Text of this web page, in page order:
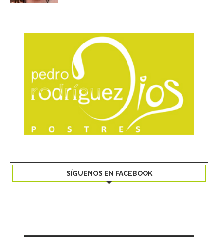
SÍGUENOS EN FACEBOOK